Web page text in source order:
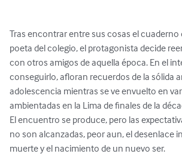
Tras encontrar entre sus cosas el cuaderno
poeta del colegio, el protagonista decide
con otros amigos de aquella época. En el
conseguirlo, afloran recuerdos de la sólida
adolescencia mientras se ve envuelto en
ambientadas en la Lima de finales de la
El encuentro se produce, pero las
no son alcanzadas, peor aun, el desenlace
muerte y el nacimiento de un nuevo ser.